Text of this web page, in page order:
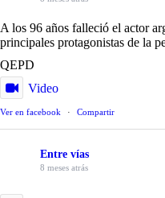
A los 96 años falleció el actor
principales protagonistas de la
QEPD
Video
Ver en facebook · Compartir
Entre vías
8 meses atrás